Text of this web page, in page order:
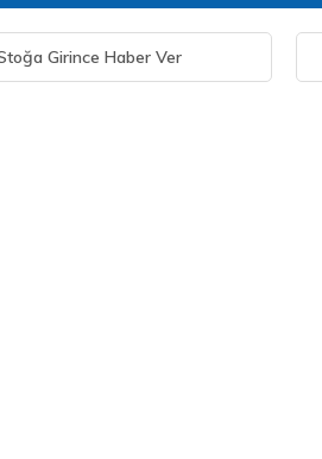
Girince Haber Ver